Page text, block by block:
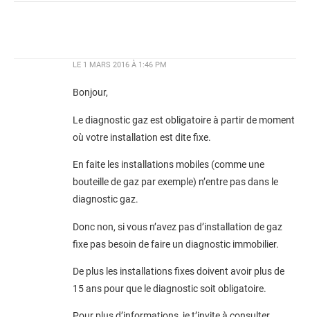
LE 1 MARS 2016 À 1:46 PM
Bonjour,
Le diagnostic gaz est obligatoire à partir de moment
où votre installation est dite fixe.
En faite les installations mobiles (comme une
bouteille de gaz par exemple) n’entre pas dans le
diagnostic gaz.
Donc non, si vous n’avez pas d’installation de gaz
fixe pas besoin de faire un diagnostic immobilier.
De plus les installations fixes doivent avoir plus de
15 ans pour que le diagnostic soit obligatoire.